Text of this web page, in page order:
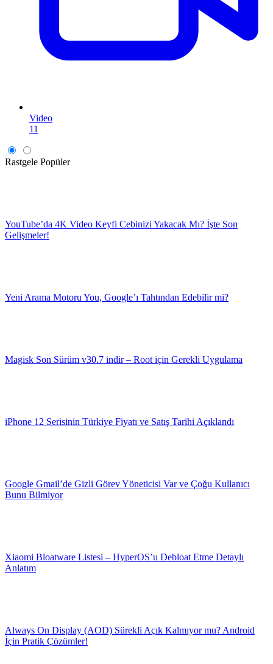
Video
11
Rastgele Popüler
YouTube’da 4K Video Keyfi Cebinizi Yakacak Mı? İşte Son
Gelişmeler!
Yeni Arama Motoru You, Google’ı Tahtından Edebilir mi?
Magisk Son Sürüm v30.7 indir – Root için Gerekli Uygulama
iPhone 12 Serisinin Türkiye Fiyatı ve Satış Tarihi Açıklandı
Google Gmail’de Gizli Görev Yöneticisi Var ve Çoğu Kullanıcı
Bunu Bilmiyor
Xiaomi Bloatware Listesi – HyperOS’u Debloat Etme Detaylı
Anlatım
Always On Display (AOD) Sürekli Açık Kalmıyor mu? Android
İçin Pratik Çözümler!